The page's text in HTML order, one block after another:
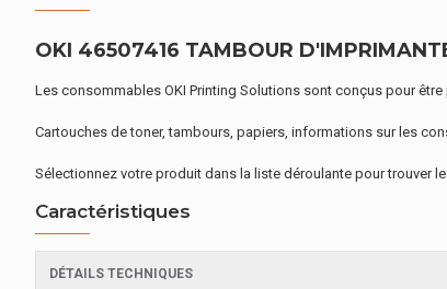
OKI 46507416 TAMBOUR
Les consommables OKI Printing Solutions sont conçus pour
Cartouches de toner, tambours, papiers, informations sur les
Sélectionnez votre produit dans la liste déroulante pour trouver
Caractéristiques
DÉTAILS TECHNIQUES